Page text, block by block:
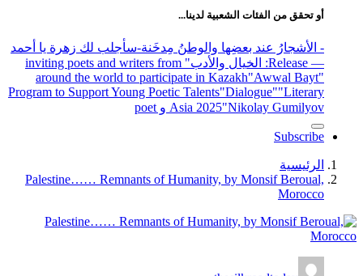
أو تحقق من الفئات الشعبية لدينا...
- الأشجارُ عند بعضِها والوطنُ مِدخَنة-سأجلب لك زهرة يا أحمد
— Release
: الخيال والأدب
" inviting poets and writers from
around the world to participate in Kazakh"Awwal Bayt"
Program to Support Young Poetic Talents"Dialogue""Literary
Asia 2025"Nikolay Gumilyov و poet
Subscribe
الرئيسية
Palestine…… Remnants of Humanity, by Monsif Beroual,
Morocco